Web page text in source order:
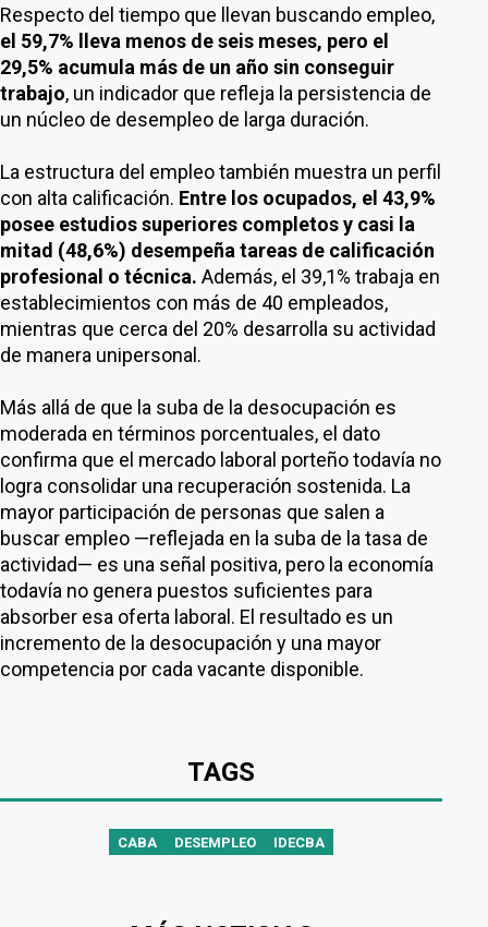
Respecto del tiempo que llevan buscando empleo,
el 59,7% lleva menos de seis meses, pero el
29,5% acumula más de un año sin conseguir
trabajo, un indicador que refleja la persistencia de
un núcleo de desempleo de larga duración.
La estructura del empleo también muestra un perfil
con alta calificación. Entre los ocupados, el 43,9%
posee estudios superiores completos y casi la
mitad (48,6%) desempeña tareas de calificación
profesional o técnica. Además, el 39,1% trabaja en
establecimientos con más de 40 empleados,
mientras que cerca del 20% desarrolla su actividad
de manera unipersonal.
Más allá de que la suba de la desocupación es
moderada en términos porcentuales, el dato
confirma que el mercado laboral porteño todavía no
logra consolidar una recuperación sostenida. La
mayor participación de personas que salen a
buscar empleo —reflejada en la suba de la tasa de
actividad— es una señal positiva, pero la economía
todavía no genera puestos suficientes para
absorber esa oferta laboral. El resultado es un
incremento de la desocupación y una mayor
competencia por cada vacante disponible.
TAGS
CABA DESEMPLEO IDECBA